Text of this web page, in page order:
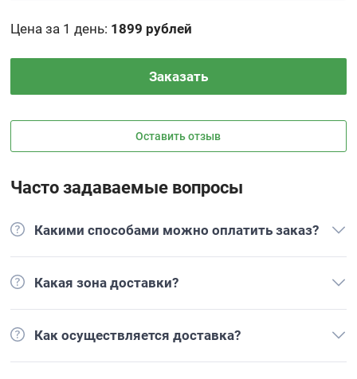
Цена за 1 день: 1899 рублей
Заказать
Оставить отзыв
Часто задаваемые вопросы
Какими способами можно оплатить заказ?
Какая зона доставки?
Как осуществляется доставка?